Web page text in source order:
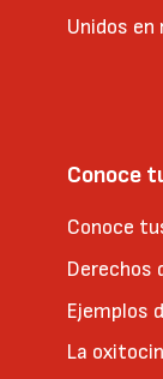
Unidos en
Conoce
Conoce
Derechos
Ejemplos
La